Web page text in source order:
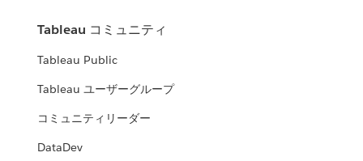
Tableau コミュニティ
Tableau Public
Tableau ユーザーグループ
コミュニティリーダー
DataDev